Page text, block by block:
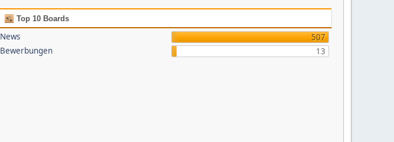
Top 10 Boards
News
507
Bewerbungen
13